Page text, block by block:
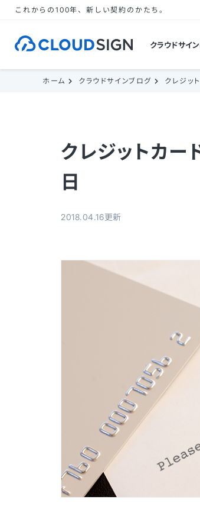
これからの100年、新しい契約のかたち。
クラウドサイ
ホーム クラウドサインブログ クレジッ
クレジットカー
日
2018.04.16更新